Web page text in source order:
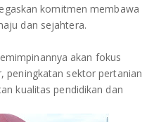
komitmen membawa
dan sejahtera.
akan fokus
peningkatan sektor pertanian
kualitas pendidikan dan